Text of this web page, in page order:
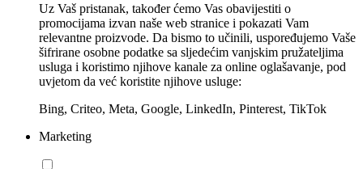
Uz Vaš pristanak, također ćemo Vas obavijestiti o
promocijama izvan naše web stranice i pokazati Vam
relevantne proizvode. Da bismo to učinili, uspoređujemo Vaše
šifrirane osobne podatke sa sljedećim vanjskim pružateljima
usluga i koristimo njihove kanale za online oglašavanje, pod
uvjetom da već koristite njihove usluge:
Bing, Criteo, Meta, Google, LinkedIn, Pinterest, TikTok
Marketing